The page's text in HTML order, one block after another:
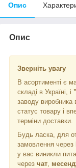
Опис
Опис
Зверніть увагу
В асортименті є
складі в Україні, і
заводу виробника
статус товару і
терміни доставки.
Будь ласка, для
замовлення через
у вас виникли
через чат